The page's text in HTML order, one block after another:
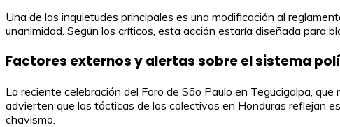
Una de las inquietudes principales es una modificación al
unanimidad. Según los críticos, esta acción estaría diseñada para
Factores externos y alertas sobre el sistema
La reciente celebración del Foro de São Paulo en Tegucigalpa,
advierten que las tácticas de los colectivos en Honduras reflejan
chavismo.